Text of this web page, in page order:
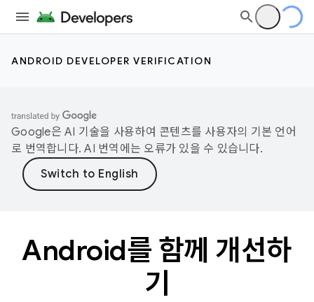
ANDROID DEVELOPER VERIFICATION
Google은 AI 기술을 사용하여 콘텐츠를 사용자의 기본 언어
로 번역합니다. AI 번역에는 오류가 있을 수 있습니다.
Android를 함께 개선하
기